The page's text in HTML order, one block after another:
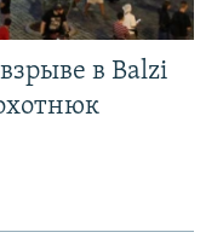
в Balzi